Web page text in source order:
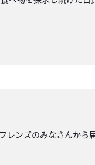
ンズのみなさんから